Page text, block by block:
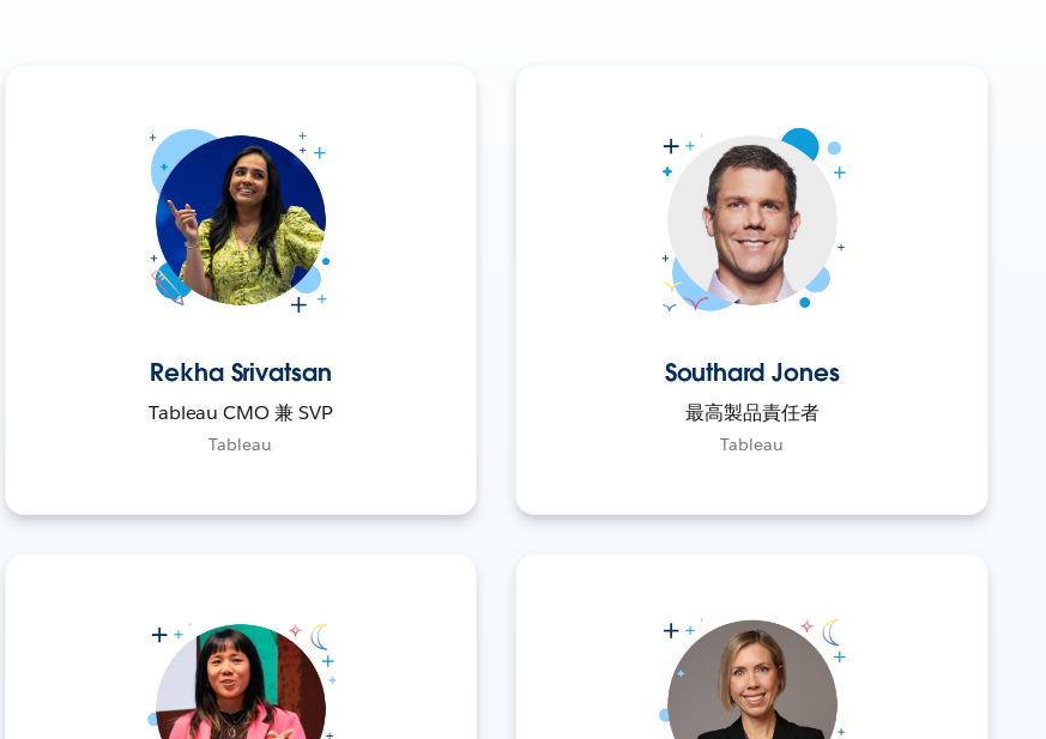
Rekha Srivatsan
Tableau CMO 兼 SVP
Tableau
Southard Jones
最高製品責任者
Tableau